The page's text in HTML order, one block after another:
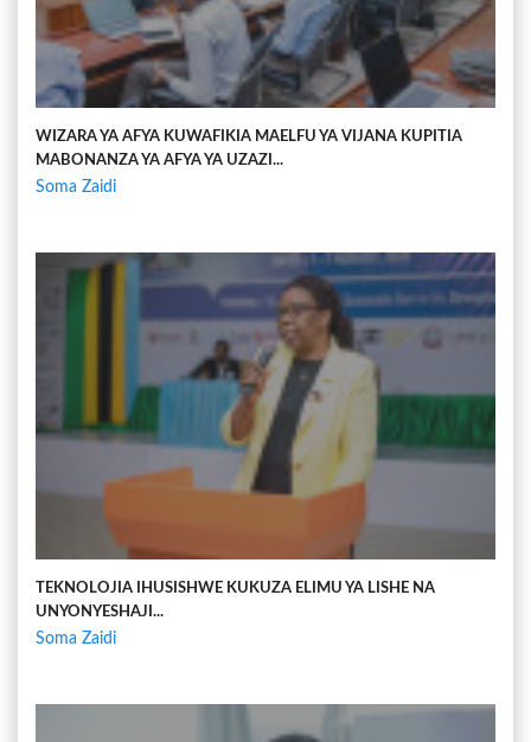
WIZARA YA AFYA KUWAFIKIA MAELFU YA VIJANA KUPITIA
MABONANZA YA AFYA YA UZAZI...
Soma Zaidi
TEKNOLOJIA IHUSISHWE KUKUZA ELIMU YA LISHE NA
UNYONYESHAJI...
Soma Zaidi